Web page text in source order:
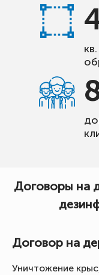
Договоры на
Договор на
Уничтожение